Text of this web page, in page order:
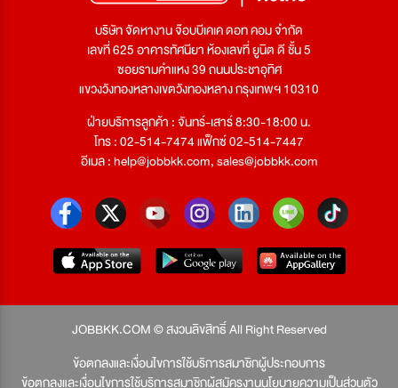
บริษัท จัดหางาน จ๊อบบีเคเค ดอท คอม จำกัด
เลขที่ 625 อาคารทัศนียา ห้องเลขที่ ยูนิต ดี ชั้น 5
ซอยรามคำแหง 39 ถนนประชาอุทิศ
แขวงวังทองหลางเขตวังทองหลาง กรุงเทพฯ 10310
ฝ่ายบริการลูกค้า : จันทร์-เสาร์ 8:30-18:00 น.
โทร : 02-514-7474 แฟ็กซ์ 02-514-7447
อีเมล :help@jobbkk.com,sales@jobbkk.com
JOBBKK.COM © สงวนลิขสิทธิ์ All Right Reserved
ข้อตกลงและเงื่อนไขการใช้บริการสมาชิกผู้ประกอบการ
ข้อตกลงและเงื่อนไขการใช้บริการสมาชิกผู้สมัครงานนโยบายความเป็นส่วนตัว